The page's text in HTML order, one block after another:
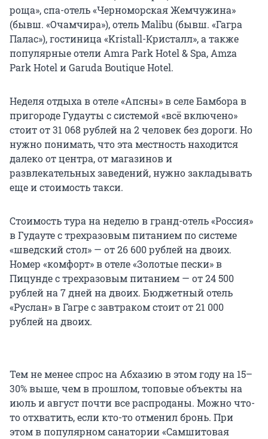
роща», спа-отель «Черноморская Жемчужина»
(бывш. «Очамчира»), отель Malibu (бывш. «Гагра
Палас»), гостиница «Kristall-Кристалл», а также
популярные отели Amra Park Hotel & Spa, Amza
Park Hotel и Garuda Boutique Hotel.
Неделя отдыха в отеле «Апсны» в селе Бамбора в
пригороде Гудауты с системой «всё включено»
стоит от 31 068 рублей на 2 человек без дороги. Но
нужно понимать, что эта местность находится
далеко от центра, от магазинов и
развлекательных заведений, нужно закладывать
еще и стоимость такси.
Стоимость тура на неделю в гранд-отель «Россия»
в Гудауте с трехразовым питанием по системе
«шведский стол» — от 26 600 рублей на двоих.
Номер «комфорт» в отеле «Золотые пески» в
Пицунде с трехразовым питанием — от 24 500
рублей на 7 дней на двоих. Бюджетный отель
«Руслан» в Гагре с завтраком стоит от 21 000
рублей на двоих.
Тем не менее спрос на Абхазию в этом году на 15–
30% выше, чем в прошлом, топовые объекты на
июль и август почти все распроданы. Можно что-
то отхватить, если кто-то отменил бронь. При
этом в популярном санатории «Самшитовая